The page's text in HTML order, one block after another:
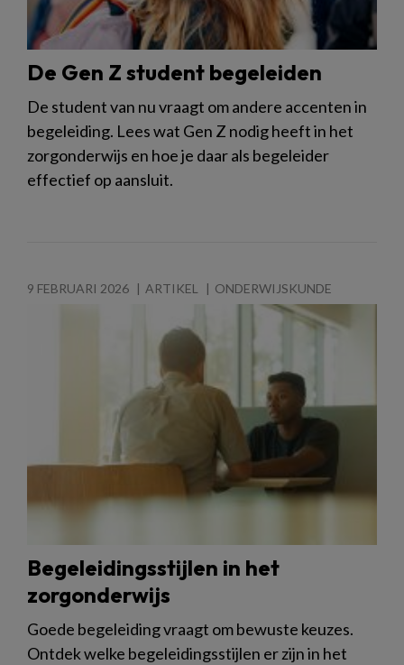
De Gen Z student begeleiden
De student van nu vraagt om andere accenten in
begeleiding. Lees wat Gen Z nodig heeft in het
zorgonderwijs en hoe je daar als begeleider
effectief op aansluit.
9 FEBRUARI 2026 ARTIKEL ONDERWIJSKUNDE
Begeleidingsstijlen in het
zorgonderwijs
Goede begeleiding vraagt om bewuste keuzes.
Ontdek welke begeleidingsstijlen er zijn in het